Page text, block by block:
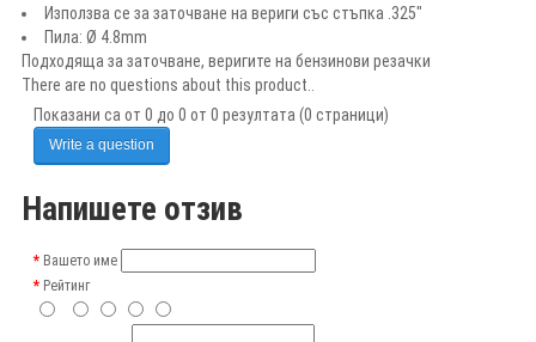
Използва се за заточване на вериги със стъпка .325"
Пила: Ø 4.8mm
Подходяща за заточване, веригите на бензинови резачки
There are no questions about this product..
Показани са от 0 до 0 от 0 резултата (0 страници)
Write a question
Напишете отзив
Вашето име
Рейтинг